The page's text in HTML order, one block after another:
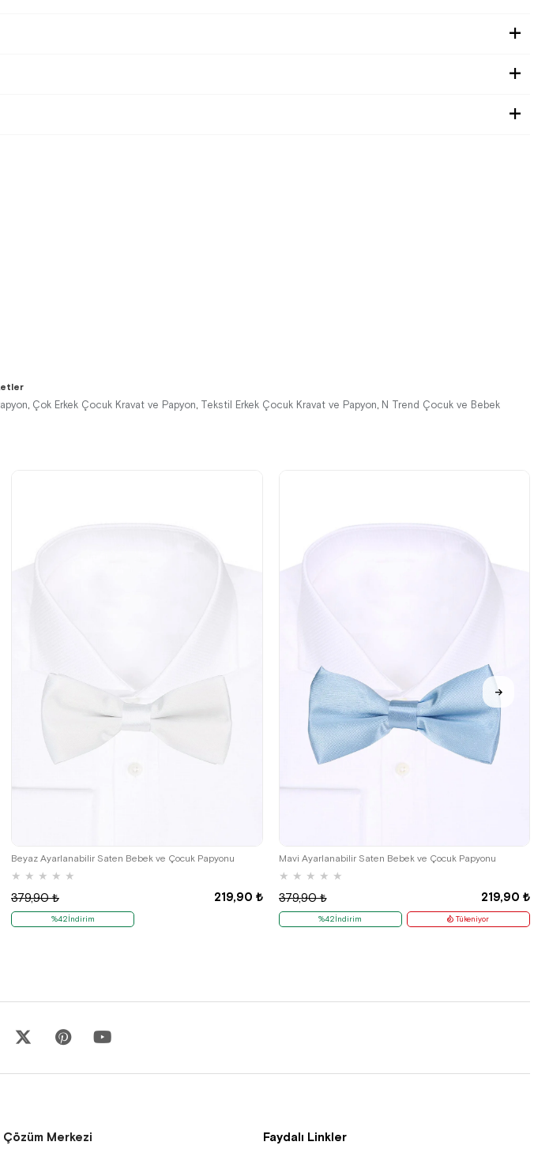
Beyaz Ayarlanabilir Saten Bebek ve Çocuk Papyonu
★ ★ ★ ★ ★
219,90 ₺
379,90 ₺
%42İndirim
Mavi Ayarlanabilir Saten Bebek ve Çocuk Papyonu
★ ★ ★ ★ ★
219,90 ₺
379,90 ₺
%42İndirim Tükeniyor
, Çok Erkek Çocuk Kravat ve Papyon, Tekstil Erkek Çocuk Kravat ve Papyon, N Trend Çocuk ve Bebek
Çözüm Merkezi Faydalı Linkler